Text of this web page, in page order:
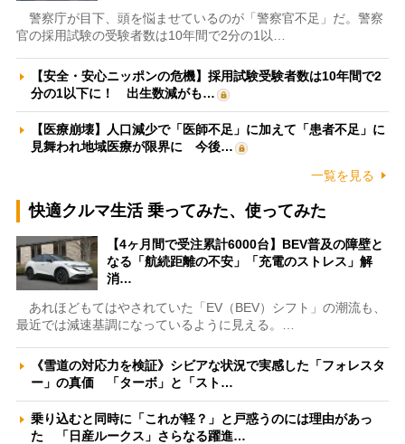
警察庁が目下、頭を悩ませているのが「警察官不足」だ。警察
官の採用試験の受験者数は10年間で2分の1以…
【安全・安心ニッポンの危機】採用試験受験者数は10年間で2
分の1以下に！ 出生数減がも…
【医療崩壊】人口減少で「医師不足」に加えて「患者不足」に
見舞われ地域医療が限界に 今後…
一覧を見る
快適クルマ生活 乗ってみた、使ってみた
【4ヶ月間で受注累計6000台】BEV普及の障壁と
なる「航続距離の不安」「充電のストレス」解
消…
あれほどもてはやされていた「EV（BEV）シフト」の潮流も、
最近では減速基調になっているように見える。…
《雪道の対応力を検証》シビアな状況で実感した「フォレスタ
ー」の真価 「ターボ」と「スト…
乗り込むと同時に「これが軽？」と戸惑うのには理由があっ
た 「日産ルークス」さらなる躍進…